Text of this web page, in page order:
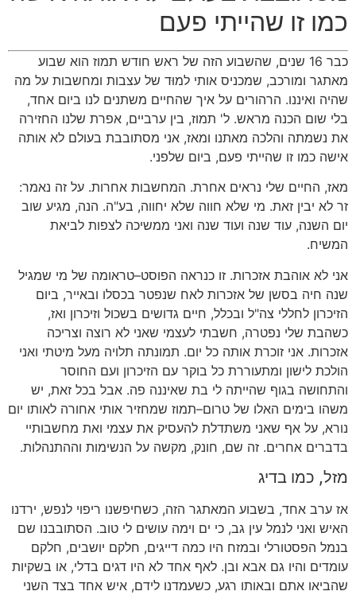
כמו זו שהייתי פעם
כבר שנים, שהשבוע הזה של ראש חודש תמוז הוא שבוע
מאתגר ומורכב, שמכניס אותי למוּד של עצבות ומחשבות על מה
שהיה ואיננו. הרהורים על איך שהחיים משתנים לנו ביום אחד,
בלי שום הכנה מראש. ל' תמוז, בין ערביים, אפרת שלנו החזירה
את נשמתה והלכה מאתנו ומאז, אני מסתובבת בעולם לא אותה
אישה כמו זו שהייתי פעם, ביום שלפני.
מאז, החיים שלי נראים אחרת. המחשבות אחרות. על זה נאמר:
זר לא יבין זאת. מי שלא חווה שלא יחווה, בע"ה. הנה, מגיע שוב
יום השנה, עוד שנה ועוד שנה ואני ממשיכה לצפות לביאת
המשיח.
אני לא אוהבת אזכרות. זו כנראה הפוסט–טראומה של מי שמגיל
שנה חיה בסשן של אזכרות לאח שנפטר בכסלו ובאייר, ביום
הזיכרון לחללי צה"ל ובכלל, חיים גדושים בשכול וזיכרון ואז,
כשהבת שלי נפטרה, חשבתי לעצמי שאני לא רוצה וצריכה
אזכרות. אני זוכרת אותה כל יום. תמונתה תלויה מעל מיטתי ואני
הולכת לישון ומתעוררת כל בוקר עם הזיכרון ועם החוסר
והתחושה בגוף שהייתה לי בת שאיננה פה. אבל בכל זאת, יש
משהו בימים האלו של טרום–תמוז שמחזיר אותי אחורה לאותו יום
נורא, על אף שאני משתדלת להעסיק את עצמי ואת מחשבותיי
בדברים אחרים. זה שם, חונק, מקשה על הנשימות וההתנהלות.
מזל, כמו בדיג
אז ערב אחד, בשבוע המאתגר הזה, כשחיפשנו ריפוי לנפש, ירדנו
האיש ואני לנמל עין גב, כי ים וימה עושים לי טוב. הסתובבנו שם
בנמל הפסטורלי ובמזח היו כמה דייגים, חלקם יושבים, חלקם
עומדים והיו גם אבא ובן. לאף אחד לא היו דגים בדלי, או בשקיות
שהביאו אתם ובאותו רגע, כשעמדנו לידם, איש אחד בצד השני